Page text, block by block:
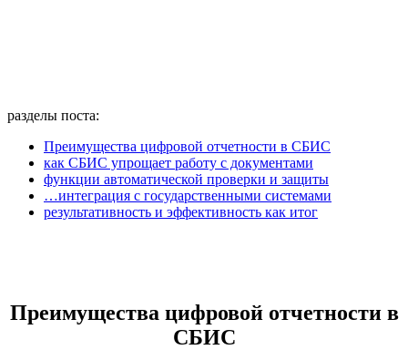
разделы поста:
Преимущества цифровой отчетности в СБИС
как СБИС упрощает работу с документами
функции автоматической проверки и защиты
…интеграция с государственными системами
результативность и эффективность как итог
Преимущества цифровой отчетности в
СБИС